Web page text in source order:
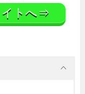
イトへ⇒